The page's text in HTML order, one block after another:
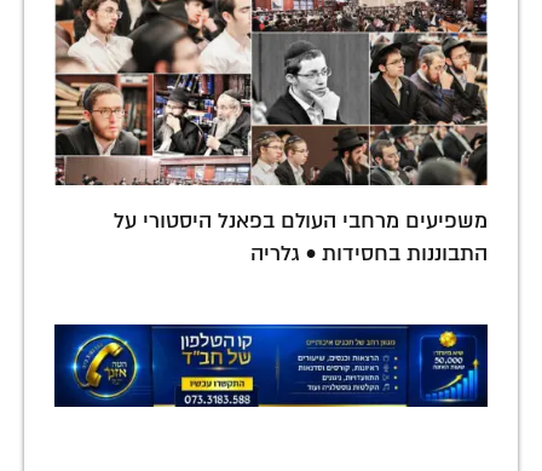
משפיעים מרחבי העולם בפאנל היסטורי על
התבוננות בחסידות • גלריה